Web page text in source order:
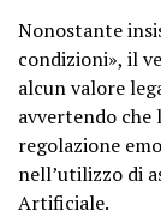
Nonostante
condizioni», il
alcun valore
avvertendo
regolazione
nell’utilizzo di
Artificiale.